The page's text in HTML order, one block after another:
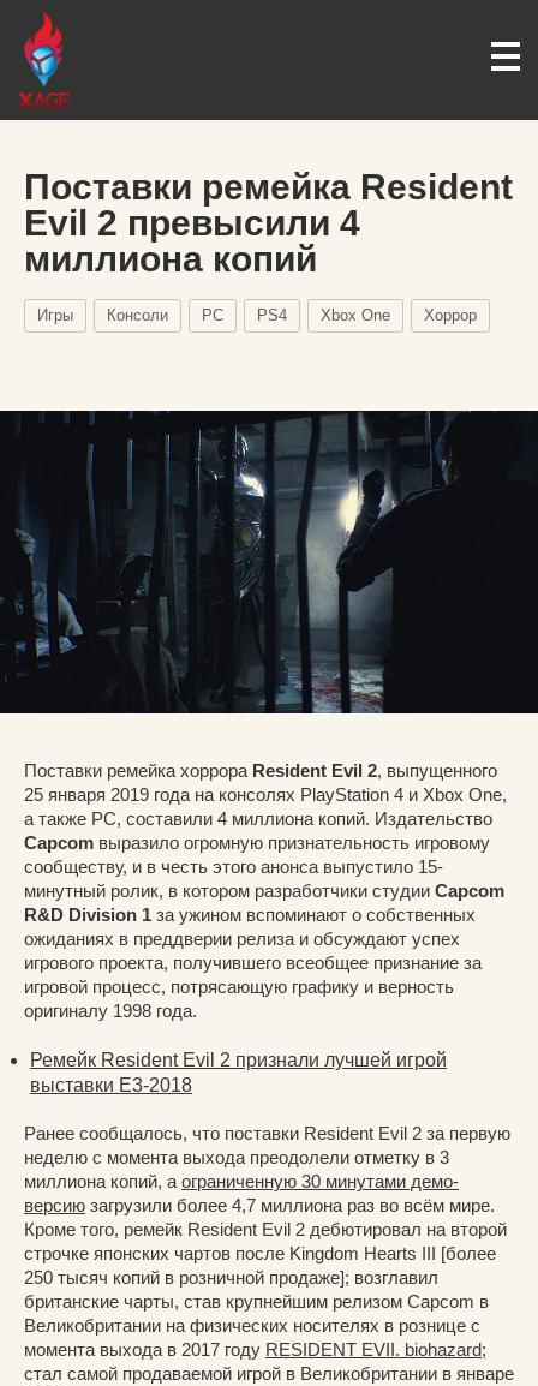
Поставки ремейка Resident
Evil 2 превысили 4
миллиона копий
Игры Консоли PC PS4 Xbox One Хоррор
Поставки ремейка хоррора Resident Evil 2, выпущенного
25 января 2019 года на консолях PlayStation 4 и Xbox One,
а также PC, составили 4 миллиона копий. Издательство
Capcom выразило огромную признательность игровому
сообществу, и в честь этого анонса выпустило 15-
минутный ролик, в котором разработчики студии Capcom
R&D Division 1 за ужином вспоминают о собственных
ожиданиях в преддверии релиза и обсуждают успех
игрового проекта, получившего всеобщее признание за
игровой процесс, потрясающую графику и верность
оригиналу 1998 года.
Ремейк Resident Evil 2 признали лучшей игрой
выставки E3-2018
Ранее сообщалось, что поставки Resident Evil 2 за первую
неделю с момента выхода преодолели отметку в 3
миллиона копий, а ограниченную 30 минутами демо-
версию загрузили более 4,7 миллиона раз во всём мире.
Кроме того, ремейк Resident Evil 2 дебютировал на второй
строчке японских чартов после Kingdom Hearts III [более
250 тысяч копий в розничной продаже]; возглавил
британские чарты, став крупнейшим релизом Capcom в
Великобритании на физических носителях в рознице с
момента выхода в 2017 году RESIDENT EVII. biohazard;
стал самой продаваемой игрой в Великобритании в январе